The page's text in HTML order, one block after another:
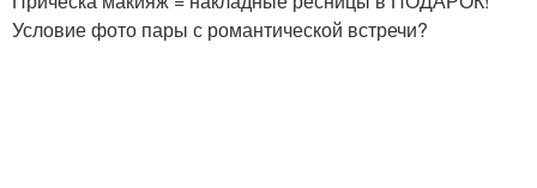
Условие фото пары с романтической встречи?